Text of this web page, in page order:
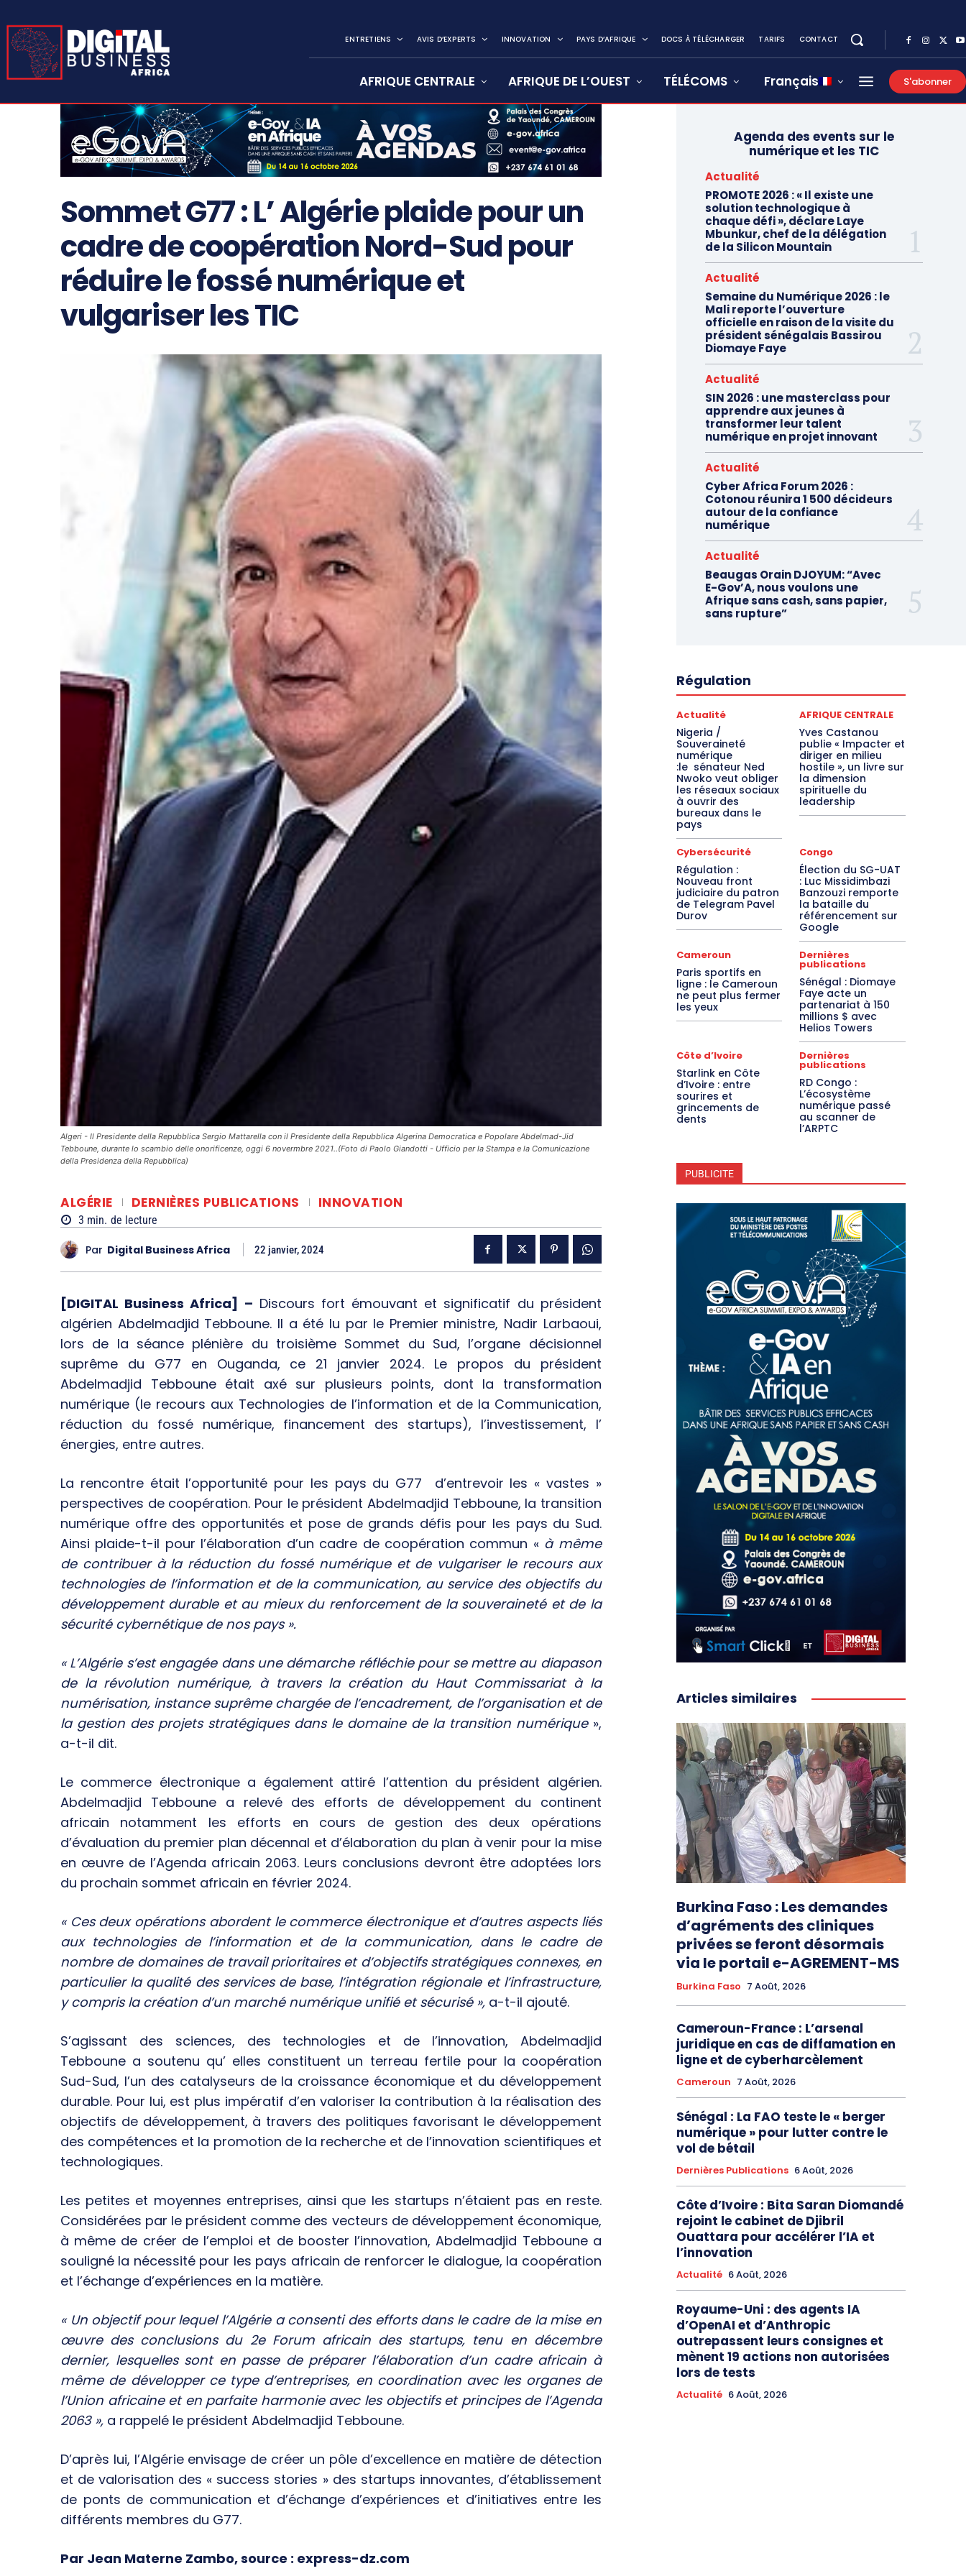
ENTRETIENS AVIS D’EXPERTS INNOVATION PAYS D’AFRIQUE DOCS À TÉLÉCHARGER TARIFS CONTACT
AFRIQUE CENTRALE AFRIQUE DE L’OUEST TÉLÉCOMS Français S'abonner
Sommet G77 : L’ Algérie plaide pour un
cadre de coopération Nord-Sud pour
réduire le fossé numérique et
vulgariser les TIC
Algeri - Il Presidente della Repubblica Sergio Mattarella con il Presidente della Repubblica Algerina Democratica e Popolare Abdelmad-Jid
Tebboune, durante lo scambio delle onorificenze, oggi 6 novermbre 2021..(Foto di Paolo Giandotti - Ufficio per la Stampa e la Comunicazione
della Presidenza della Repubblica)
ALGÉRIE DERNIÈRES PUBLICATIONS INNOVATION
3 min. de lecture
Par Digital Business Africa 22 janvier, 2024
[DIGITAL Business Africa] – Discours fort émouvant et significatif du président
algérien Abdelmadjid Tebboune. Il a été lu par le Premier ministre, Nadir Larbaoui,
lors de la séance plénière du troisième Sommet du Sud, l’organe décisionnel
suprême du G77 en Ouganda, ce 21 janvier 2024. Le propos du président
Abdelmadjid Tebboune était axé sur plusieurs points, dont la transformation
numérique (le recours aux Technologies de l’information et de la Communication,
réduction du fossé numérique, financement des startups), l’investissement, l’
énergies, entre autres.
La rencontre était l’opportunité pour les pays du G77 d’entrevoir les « vastes »
perspectives de coopération. Pour le président Abdelmadjid Tebboune, la transition
numérique offre des opportunités et pose de grands défis pour les pays du Sud.
Ainsi plaide-t-il pour l’élaboration d’un cadre de coopération commun « à même
de contribuer à la réduction du fossé numérique et de vulgariser le recours aux
technologies de l’information et de la communication, au service des objectifs du
développement durable et au mieux du renforcement de la souveraineté et de la
sécurité cybernétique de nos pays ».
« L’Algérie s’est engagée dans une démarche réfléchie pour se mettre au diapason
de la révolution numérique, à travers la création du Haut Commissariat à la
numérisation, instance suprême chargée de l’encadrement, de l’organisation et de
la gestion des projets stratégiques dans le domaine de la transition numérique»,
a-t-il dit.
Le commerce électronique a également attiré l’attention du président algérien.
Abdelmadjid Tebboune a relevé des efforts de développement du continent
africain notamment les efforts en cours de gestion des deux opérations
d’évaluation du premier plan décennal et d’élaboration du plan à venir pour la mise
en œuvre de l’Agenda africain 2063. Leurs conclusions devront être adoptées lors
du prochain sommet africain en février 2024.
« Ces deux opérations abordent le commerce électronique et d’autres aspects liés
aux technologies de l’information et de la communication, dans le cadre de
nombre de domaines de travail prioritaires et d’objectifs stratégiques connexes, en
particulier la qualité des services de base, l’intégration régionale et l’infrastructure,
y compris la création d’un marché numérique unifié et sécurisé », a-t-il ajouté.
S’agissant des sciences, des technologies et de l’innovation, Abdelmadjid
Tebboune a soutenu qu’ elles constituent un terreau fertile pour la coopération
Sud-Sud, l’un des catalyseurs de la croissance économique et du développement
durable. Pour lui, est plus impératif d’en valoriser la contribution à la réalisation des
objectifs de développement, à travers des politiques favorisant le développement
des compétences et la promotion de la recherche et de l’innovation scientifiques et
technologiques.
Les petites et moyennes entreprises, ainsi que les startups n’étaient pas en reste.
Considérées par le président comme des vecteurs de développement économique,
à même de créer de l’emploi et de booster l’innovation, Abdelmadjid Tebboune a
souligné la nécessité pour les pays africain de renforcer le dialogue, la coopération
et l’échange d’expériences en la matière.
« Un objectif pour lequel l’Algérie a consenti des efforts dans le cadre de la mise en
œuvre des conclusions du 2e Forum africain des startups, tenu en décembre
dernier, lesquelles sont en passe de préparer l’élaboration d’un cadre africain à
même de développer ce type d’entreprises, en coordination avec les organes de
l’Union africaine et en parfaite harmonie avec les objectifs et principes de l’Agenda
2063 », a rappelé le président Abdelmadjid Tebboune.
D’après lui, l’Algérie envisage de créer un pôle d’excellence en matière de détection
et de valorisation des « success stories » des startups innovantes, d’établissement
de ponts de communication et d’échange d’expériences et d’initiatives entre les
différents membres du G77.
Par Jean Materne Zambo, source : express-dz.com
Agenda des events sur le
numérique et les TIC
Actualité
PROMOTE 2026 : « Il existe une
solution technologique à
chaque défi », déclare Laye
Mbunkur, chef de la délégation
de la Silicon Mountain
Actualité
Semaine du Numérique 2026 : le
Mali reporte l’ouverture
officielle en raison de la visite du
président sénégalais Bassirou
Diomaye Faye
Actualité
SIN 2026 : une masterclass pour
apprendre aux jeunes à
transformer leur talent
numérique en projet innovant
Actualité
Cyber Africa Forum 2026 :
Cotonou réunira 1 500 décideurs
autour de la confiance
numérique
Actualité
Beaugas Orain DJOYUM: “Avec
E-Gov’A, nous voulons une
Afrique sans cash, sans papier,
sans rupture”
Régulation
Actualité
Nigeria /
Souveraineté
numérique
:le sénateur Ned
Nwoko veut obliger
les réseaux sociaux
à ouvrir des
bureaux dans le
pays
AFRIQUE CENTRALE
Yves Castanou
publie « Impacter et
diriger en milieu
hostile », un livre sur
la dimension
spirituelle du
leadership
Cybersécurité
Régulation :
Nouveau front
judiciaire du patron
de Telegram Pavel
Durov
Congo
Élection du SG-UAT
: Luc Missidimbazi
Banzouzi remporte
la bataille du
référencement sur
Google
Cameroun
Paris sportifs en
ligne : le Cameroun
ne peut plus fermer
les yeux
Dernières
publications
Sénégal : Diomaye
Faye acte un
partenariat à 150
millions $ avec
Helios Towers
Côte d’Ivoire
Starlink en Côte
d’Ivoire : entre
sourires et
grincements de
dents
Dernières
publications
RD Congo :
L’écosystème
numérique passé
au scanner de
l’ARPTC
PUBLICITE
Articles similaires
Burkina Faso : Les demandes
d’agréments des cliniques
privées se feront désormais
via le portail e-AGREMENT-MS
Burkina Faso 7 Août, 2026
Cameroun-France : L’arsenal
juridique en cas de diffamation en
ligne et de cyberharcèlement
Cameroun 7 Août, 2026
Sénégal : La FAO teste le « berger
numérique » pour lutter contre le
vol de bétail
Dernières Publications 6 Août, 2026
Côte d’Ivoire : Bita Saran Diomandé
rejoint le cabinet de Djibril
Ouattara pour accélérer l’IA et
l’innovation
Actualité 6 Août, 2026
Royaume-Uni : des agents IA
d’OpenAI et d’Anthropic
outrepassent leurs consignes et
mènent 19 actions non autorisées
lors de tests
Actualité 6 Août, 2026